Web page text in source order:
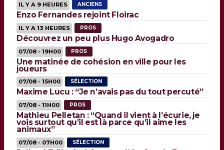
IL Y A 9 HEURES ANCIENS
Enzo Fernandes rejoint Floirac
IL Y A 13 HEURES PROS
Découvrez un peu plus Hugo Avogadro
07/08 - 19H00 PROS
Une matinée de cohésion en ville pour les
joueurs
07/08 - 15H00 SÉLECTION
Maxime Lucu : “Je n’avais pas du tout percuté”
07/08 - 11H00 PROS
Mathieu Pelletan : “Quand il vient à l’écurie, je
vois surtout qu’il est là parce qu’il aime les
animaux”
07/08 - 07H00 SÉLECTION